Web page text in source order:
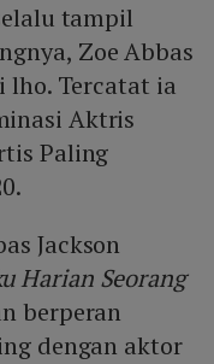
tampil
Zoe Abbas
lho. Tercatat ia
Aktris
Paling
Jackson
Harian Seorang
berperan
dengan aktor